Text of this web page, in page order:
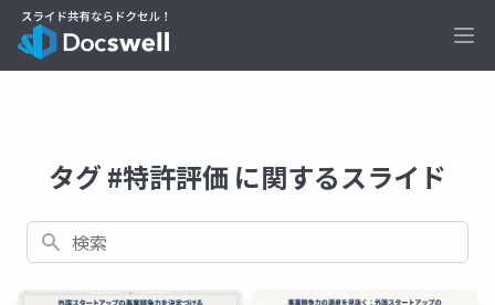
タグ #特許評価 に関するスライド
検索